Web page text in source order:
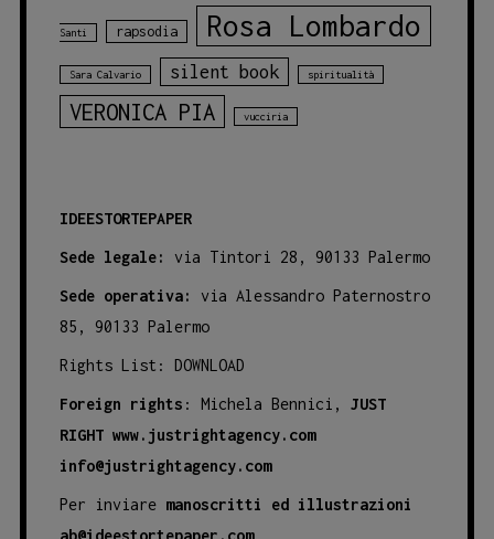
Santi rapsodia Rosa Lombardo
Sara Calvario silent book spiritualità
VERONICA PIA vucciria
IDEESTORTEPAPER
Sede legale: via Tintori 28, 90133 Palermo
Sede operativa:
via Alessandro Paternostro
85, 90133 Palermo
Rights List: DOWNLOAD
Foreign rights : Michela Bennici, JUST
RIGHT www.justrightagency.com
info@justrightagency.com
Per inviare manoscritti ed illustrazioni
ab@ideestortepaper.com